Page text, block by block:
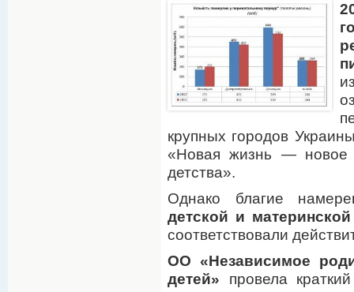
крупных городов
«Новая жизнь — новое
детства».
Однако благие
детской и
соответствовали
ОО «Независимое
детей» провела